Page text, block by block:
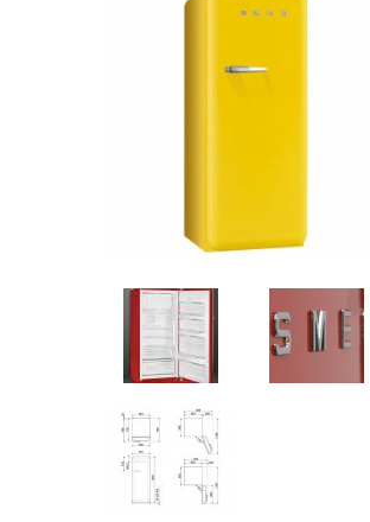
Schakelmateriaal opbouw
Bellen en belknoppen
Meubelgrepen
Voorraadbakjes
Badkamer
Keuken accessoires